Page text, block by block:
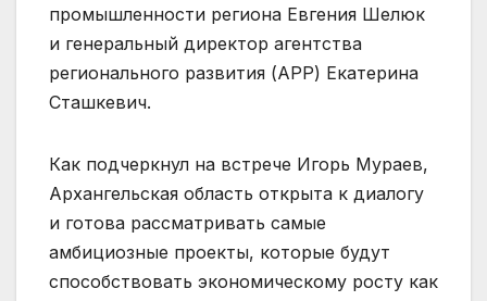
промышленности региона Евгения Шелюк
и генеральный директор агентства
регионального развития (АРР) Екатерина
Сташкевич.
Как подчеркнул на встрече Игорь Мураев,
Архангельская область открыта к диалогу
и готова рассматривать самые
амбициозные проекты, которые будут
способствовать экономическому росту как